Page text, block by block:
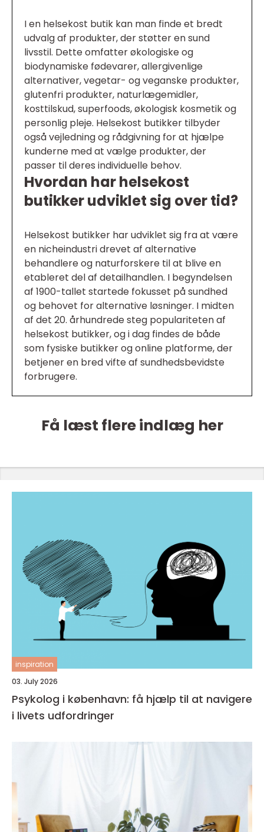
I en helsekost butik kan man finde et bredt
udvalg af produkter, der støtter en sund
livsstil. Dette omfatter økologiske og
biodynamiske fødevarer, allergivenlige
alternativer, vegetar- og veganske produkter,
glutenfri produkter, naturlægemidler,
kosttilskud, superfoods, økologisk kosmetik og
personlig pleje. Helsekost butikker tilbyder
også vejledning og rådgivning for at hjælpe
kunderne med at vælge produkter, der
passer til deres individuelle behov.
Hvordan har helsekost
butikker udviklet sig over tid?
Helsekost butikker har udviklet sig fra at være
en nicheindustri drevet af alternative
behandlere og naturforskere til at blive en
etableret del af detailhandlen. I begyndelsen
af 1900-tallet startede fokusset på sundhed
og behovet for alternative løsninger. I midten
af det 20. århundrede steg populariteten af
helsekost butikker, og i dag findes de både
som fysiske butikker og online platforme, der
betjener en bred vifte af sundhedsbevidste
forbrugere.
Få læst flere indlæg her
inspiration
03. July 2026
Psykolog i københavn: få hjælp til at navigere
i livets udfordringer